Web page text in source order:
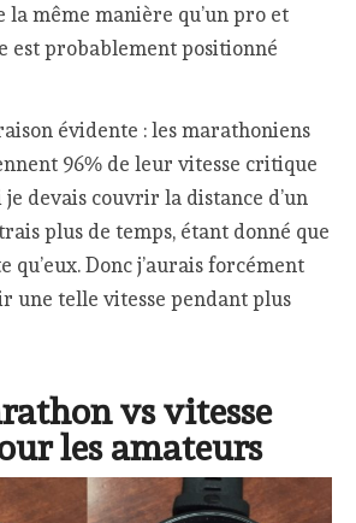
la même manière qu’un pro et
est probablement positionné
évidente : les marathoniens
96% de leur vitesse critique
je devais couvrir la distance d’un
plus de temps, étant donné que
qu’eux. Donc j’aurais forcément
une telle vitesse pendant plus
vs vitesse
les amateurs